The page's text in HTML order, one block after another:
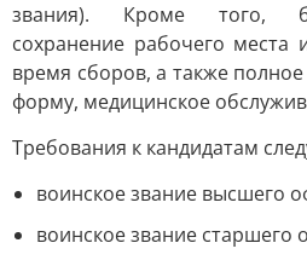
звания). Кроме того,
сохранение рабочего места
время сборов, а также
форму, медицинское
Требования к кандидатам
воинское звание высшего
воинское звание старшего